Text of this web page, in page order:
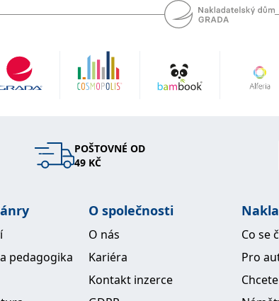
POŠTOVNÉ OD
49 KČ
pedagogika
O společnosti
O nás
Kariéra
Kontakt inzerce
Co se
Pro